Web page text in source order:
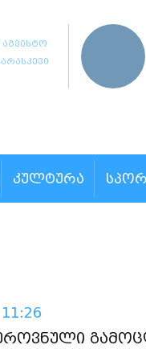
აგვისტო
ᲙᲣᲚᲢᲣᲠᲐ